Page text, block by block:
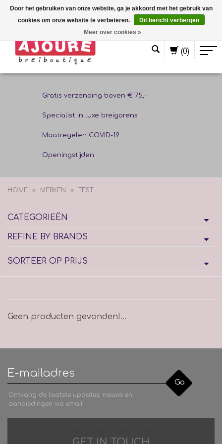
(0)
Gratis verzending boven € 75,-
Specialist in luxe breigarens
Maatregelen COVID-19
Openingstijden
HOME MERKEN TEST
CATEGORIEËN
REFINE BY BRANDS
SORTEER OP PRIJS
Geen producten gevonden!...
Go
Ontvang de laatste updates, nieuws en
aanbiedingen via email
Door het gebruiken van onze website, ga je akkoord met het gebruik van
cookies om onze website te verbeteren.
Dit bericht verbergen
Meer over cookies »